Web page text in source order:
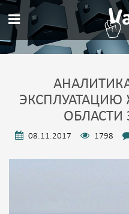
ЭКСПЛУАТАЦИЮ
ОБЛАСТИ
08.11.2017 1798